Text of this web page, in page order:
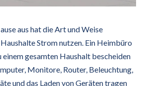
aus hat die Art und Weise
Strom nutzen. Ein Heimbüro
einem gesamten Haushalt bescheiden
Monitore, Router, Beleuchtung,
und das Laden von Geräten tragen